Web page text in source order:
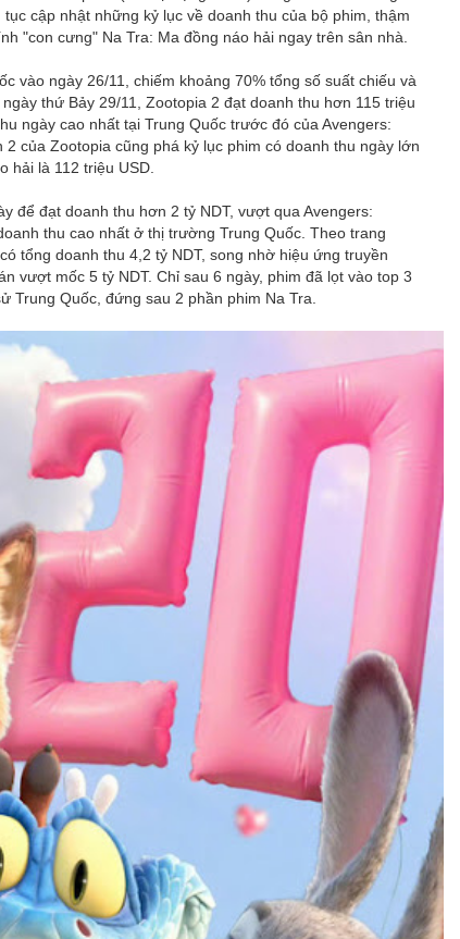
ngưỡng mộ của tài tử đóng điệp
tuổi
Ronaldo gây sốt khi tung ảnh
nghỉ, chào ra mắt tân HLV trưởng Al-
hướng sau khi hình thành trên Biển
thủ Ronaldo và bạn gái người mẫu
qua đời chưa rõ nguyên nhân
năng mạnh lên thành bão; miền
dồn dập
hình "nàng bướm" gây chú ý tại
vì cáo buộc lừa đảo hơn 500 tỷ
cập nhật những kỷ lục về doanh thu của bộ phim, thậm
"con cưng" Na Tra: Ma đồng náo hải ngay trên sân nhà.
vào ngày 26/11, chiếm khoảng 70% tổng số suất chiếu và
thứ Bảy 29/11, Zootopia 2 đạt doanh thu hơn 115 triệu
ngày cao nhất tại Trung Quốc trước đó của Avengers:
của Zootopia cũng phá kỷ lục phim có doanh thu ngày lớn
hải là 112 triệu USD.
để đạt doanh thu hơn 2 tỷ NDT, vượt qua Avengers:
thu cao nhất ở thị trường Trung Quốc. Theo trang
tổng doanh thu 4,2 tỷ NDT, song nhờ hiệu ứng truyền
vượt mốc 5 tỷ NDT. Chỉ sau 6 ngày, phim đã lọt vào top 3
Trung Quốc, đứng sau 2 phần phim Na Tra.